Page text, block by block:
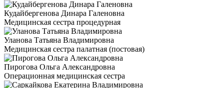
Кудайбергенова Динара Галеновна
Медицинская сестра процедурная
Уланова Татьяна Владимировна
Медицинская сестра палатная (постовая)
Пирогова Ольга Александровна
Операционная медицинская сестра